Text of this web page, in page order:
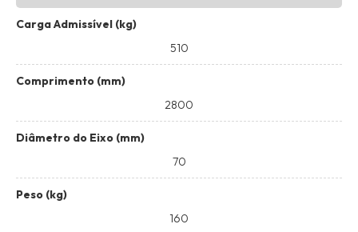
Carga Admissível (kg)
510
Comprimento (mm)
2800
Diâmetro do Eixo (mm)
70
Peso (kg)
160